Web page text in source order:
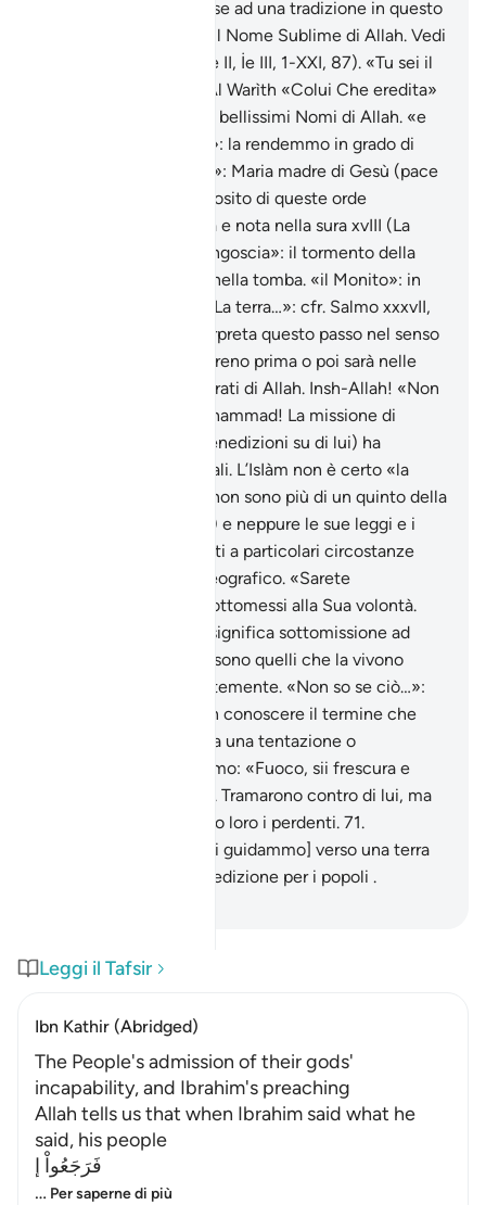
Leggi il Tafsir
Ibn Kathir (Abridged)
The People's admission of their gods'
incapability, and Ibrahim's preaching
Allah tells us that when Ibrahim said what he
said, his people
فَرَجَعُواْ إ
… Per saperne di più
il ricordo di Allah. In base ad una tradizione in questo
versetto si troverebbe il Nome Sublime di Allah. Vedi
Appendice (vedi anche II, İe III, 1-XXI, 87). «Tu sei il
migliore degli eredi»: Al Warìth «Colui Che eredita»
è uno dei novantanove bellissimi Nomi di Allah. «e
sanammo la sua sposa»: la rendemmo in grado di
procreare. «colei che…»: Maria madre di Gesù (pace
su di entrambi). A proposito di queste orde
apocalittiche vedi nota e nota nella sura xvIII (La
Caverna). «la grande angoscia»: il tormento della
morte: l’interrogatorio nella tomba. «il Monito»: in
questo caso la Toràh. «La terra…»: cfr. Salmo xxxvII,
L’esegesi islamica interpreta questo passo nel senso
che anche il potere terreno prima o poi sarà nelle
mani dei credenti timorati di Allah. Insh-Allah! «Non
ti mandammo…» o Muhammad! La missione di
Muhammad (pace e benedizioni su di lui) ha
caratteristiche universali. L’IsIàm non è certo «la
religione degli arabi» (non sono più di un quinto della
totalità dei musulmani) e neppure le sue leggi e i
suoi precetti sono legati a particolari circostanze
storiche o ambiente geografico. «Sarete
musulmani?»: sarete sottomessi alla Sua volontà.
Ricordiamo che IsIàm significa sottomissione ad
Allah e i «musulmani» sono quelli che la vivono
pienamente e coscientemente. «Non so se ciò…»:
non so se il fatto di non conoscere il termine che
Allah vi ha concesso sia una tentazione o
Dicemmo: «Fuoco, sii frescura e
. Tramarono contro di lui, ma
facemmo sì che fossero loro i perdenti. 71.
Salvammo lui e Lot e [li guidammo] verso una terra
che colmammo di benedizione per i popoli .